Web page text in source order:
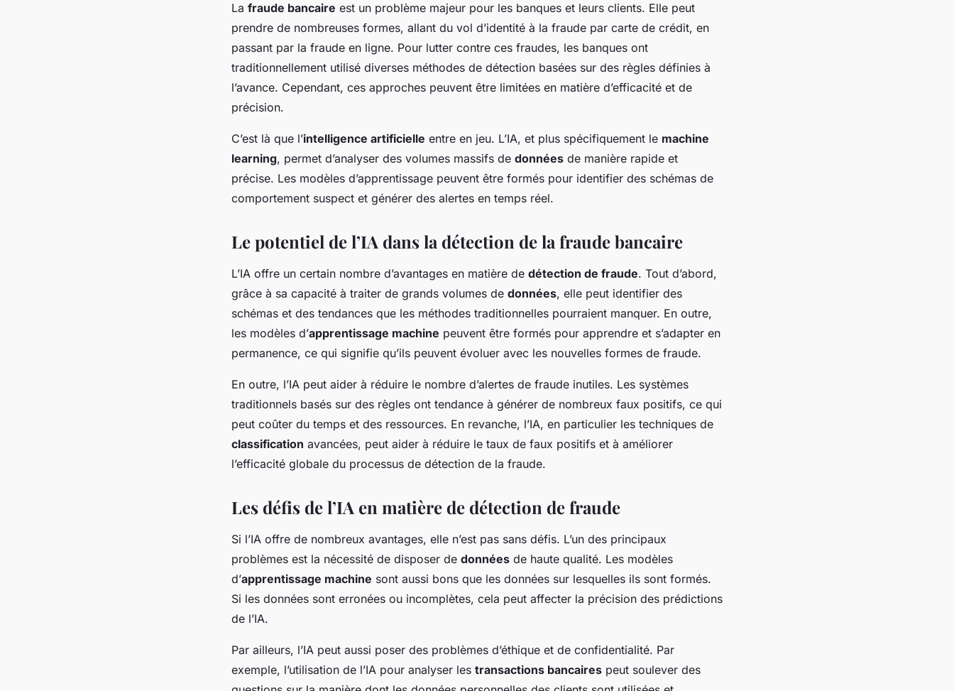
La fraude bancaire est un problème majeur pour les banques et leurs clients. Elle peut
prendre de nombreuses formes, allant du vol d’identité à la fraude par carte de crédit, en
passant par la fraude en ligne. Pour lutter contre ces fraudes, les banques ont
traditionnellement utilisé diverses méthodes de détection basées sur des règles définies à
l’avance. Cependant, ces approches peuvent être limitées en matière d’efficacité et de
précision.
C’est là que l’intelligence artificielle entre en jeu. L’IA, et plus spécifiquement le machine
learning, permet d’analyser des volumes massifs de données de manière rapide et
précise. Les modèles d’apprentissage peuvent être formés pour identifier des schémas de
comportement suspect et générer des alertes en temps réel.
Le potentiel de l’IA dans la détection de la fraude bancaire
L’IA offre un certain nombre d’avantages en matière de détection de fraude. Tout d’abord,
grâce à sa capacité à traiter de grands volumes de données, elle peut identifier des
schémas et des tendances que les méthodes traditionnelles pourraient manquer. En outre,
les modèles d’apprentissage machine peuvent être formés pour apprendre et s’adapter en
permanence, ce qui signifie qu’ils peuvent évoluer avec les nouvelles formes de fraude.
En outre, l’IA peut aider à réduire le nombre d’alertes de fraude inutiles. Les systèmes
traditionnels basés sur des règles ont tendance à générer de nombreux faux positifs, ce qui
peut coûter du temps et des ressources. En revanche, l’IA, en particulier les techniques de
classification avancées, peut aider à réduire le taux de faux positifs et à améliorer
l’efficacité globale du processus de détection de la fraude.
Les défis de l’IA en matière de détection de fraude
Si l’IA offre de nombreux avantages, elle n’est pas sans défis. L’un des principaux
problèmes est la nécessité de disposer de données de haute qualité. Les modèles
d’apprentissage machine sont aussi bons que les données sur lesquelles ils sont formés.
Si les données sont erronées ou incomplètes, cela peut affecter la précision des prédictions
de l’IA.
Par ailleurs, l’IA peut aussi poser des problèmes d’éthique et de confidentialité. Par
exemple, l’utilisation de l’IA pour analyser les transactions bancaires peut soulever des